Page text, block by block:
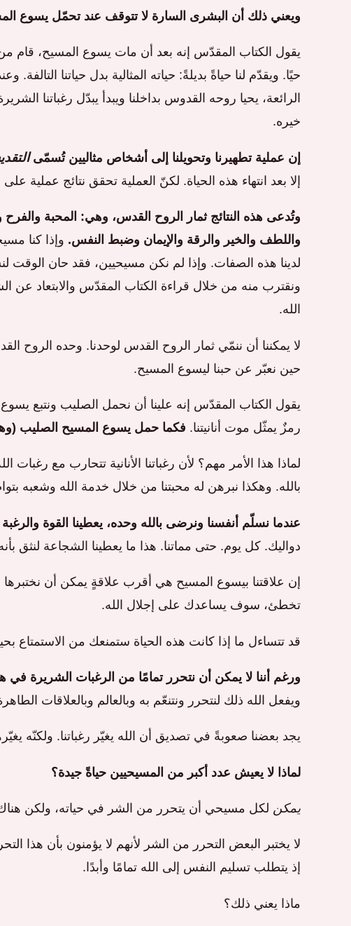
ويعني ذلك أن البشرى السارة لا تتوقف عند تحمّل يسوع
يقول الكتاب المقدّس إنه بعد أن مات يسوع المسيح، قام من
حيًا. ويقدّم لنا حياةً بديلةً: حياته المثالية بدل حياتنا التالفة.
الرائعة، يحيا روحه القدوس بداخلنا ويبدأ يبدّل رغباتنا
خيره.
إن عملية تطهيرنا وتحويلنا إلى أشخاص مثاليين تُسمّى
إلا بعد انتهاء هذه الحياة. لكنّ العملية تحقق نتائج عملية على
وتُدعى هذه النتائج ثمار الروح القدس، وهي: المحبة والفرح
واللطف والخير والرقة والإيمان وضبط النفس. وإذا كنا
لدينا هذه الصفات. وإذا لم نكن مسيحيين، فقد حان الوقت
ونقترب منه من خلال قراءة الكتاب المقدّس والابتعاد عن
الله.
لا يمكننا أن ننمّي ثمار الروح القدس لوحدنا. وحده الروح
حين نعبّر عن حبنا ليسوع المسيح.
يقول الكتاب المقدّس إنه علينا أن نحمل الصليب ونتبع
رمزٌ يمثّل موت أنانيتنا. فكما حمل يسوع المسيح الصليب
لماذا هذا الأمر مهم؟ لأن رغباتنا الأنانية تتحارب مع
بالله. وهكذا نبرهن له محبتنا من خلال خدمة الله وشعبه
عندما نسلّم أنفسنا ونرضى بالله وحده، يعطينا القوة
دواليك. كل يوم. حتى مماتنا. هذا ما يعطينا الشجاعة لنثق
إن علاقتنا بيسوع المسيح هي أقرب علاقةٍ يمكن أن نختبرها
تخطئ، سوف يساعدك على إجلال الله.
قد تتساءل ما إذا كانت هذه الحياة ستمنعك من الاستمتاع
ورغم أننا لا يمكن أن نتحرر تمامًا من الرغبات الشريرة في
ويفعل الله ذلك لنتحرر ونتنعّم به وبالعالم وبالعلاقات
يجد بعضنا صعوبةً في تصديق أن الله يغيّر رغباتنا. ولكنّه
لماذا لا يعيش عدد أكبر من المسيحيين حياةً جيدة؟
يمكن لكل مسيحي أن يتحرر من الشر في حياته، ولكن
لا يختبر البعض التحرر من الشر لأنهم لا يؤمنون بأن هذا
إذ يتطلب تسليم النفس إلى الله تمامًا وأبدًا.
ماذا يعني ذلك؟